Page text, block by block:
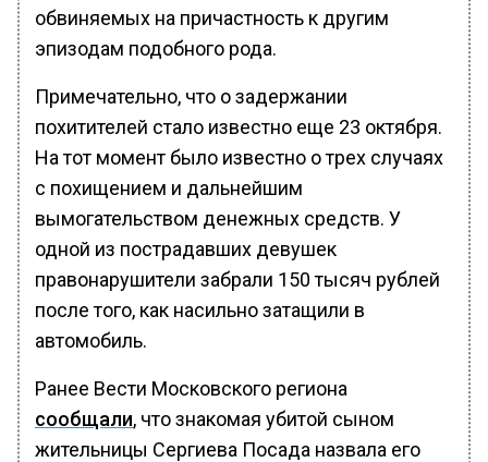
обвиняемых на причастность к другим
эпизодам подобного рода.
Примечательно, что о задержании
похитителей стало известно еще 23 октября.
На тот момент было известно о трех случаях
с похищением и дальнейшим
вымогательством денежных средств. У
одной из пострадавших девушек
правонарушители забрали 150 тысяч рублей
после того, как насильно затащили в
автомобиль.
Ранее Вести Московского региона
сообщали, что знакомая убитой сыном
жительницы Сергиева Посада назвала его